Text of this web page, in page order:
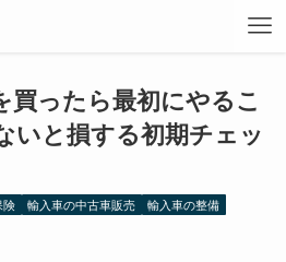
買ったら最初にやるこ
いと損する初期チェッ
険 輸入車の中古車販売 輸入車の整備